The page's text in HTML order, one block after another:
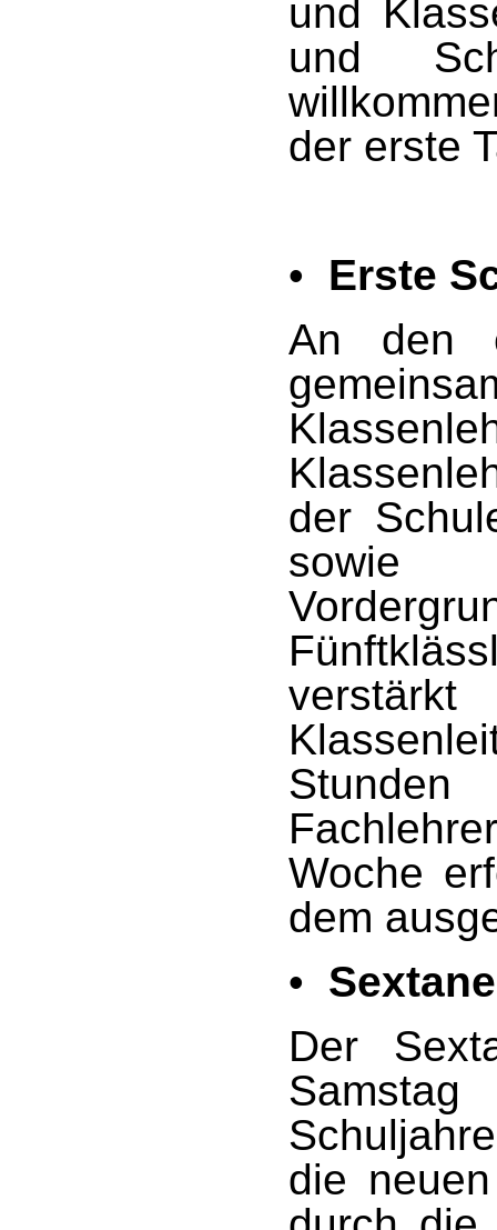
und
und
der erste
• Erste
An den
der
sowie
Woche
dem
•
Der
die